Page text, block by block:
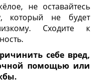
не оставайтесь
который не будет
Сходите к
себе вред,
помощью или